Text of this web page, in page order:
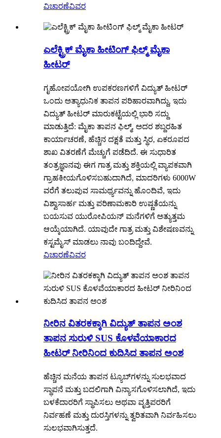
ವಿಚಾರಣೆವಿವರ
ಎಲೆಕ್ಟ್ರಿಕ್ ಮೈಕಾ ಹೀಟಿಂಗ್ ಫಿಲ್ಮ್ ಮೈಕಾ
ಹೀಟರ್
ಗೃಹೋಪಯೋಗಿ ಉಪಕರಣಗಳಿಗೆ ವಿದ್ಯುತ್ ಹೀಟರ್
ಒಂದು ಅತ್ಯಾಧುನಿಕ ತಾಪನ ಪರಿಹಾರವಾಗಿದ್ದು, ಇದು
ವಿದ್ಯುತ್ ಹೀಟರ್ ಮಾರುಕಟ್ಟೆಯಲ್ಲಿ ಭಾರಿ ಸದ್ದು
ಮಾಡುತ್ತಿದೆ: ಮೈಕಾ ತಾಪನ ಫಿಲ್ಮ್, ಅದರ ಶಬ್ದರಹಿತ
ಕಾರ್ಯಾಚರಣೆ, ಹೆಚ್ಚಿನ ದಕ್ಷತೆ ಮತ್ತು ಸ್ಥಿರ, ಏಕರೂಪದ
ಶಾಖ ವಿತರಣೆಗೆ ಮೆಚ್ಚುಗೆ ಪಡೆದಿದೆ. ಈ ಸುಧಾರಿತ
ತಂತ್ರಜ್ಞಾನವು ಈಗ ಗಾತ್ರ ಮತ್ತು ಶಕ್ತಿಯಲ್ಲಿ ವ್ಯಾಪಕವಾಗಿ
ಗ್ರಾಹಕೀಯಗೊಳಿಸಬಹುದಾಗಿದೆ, ಮಾದರಿಗಳು 6000W
ವರೆಗೆ ತಲುಪುವ ಸಾಮರ್ಥ್ಯವನ್ನು ಹೊಂದಿವೆ, ಇದು
ವಿಶ್ವಾಸಾರ್ಹ ಮತ್ತು ಪರಿಣಾಮಕಾರಿ ಉಷ್ಣತೆಯನ್ನು
ಬಯಸುವ ಯುರೋಪಿಯನ್ ಮನೆಗಳಿಗೆ ಅತ್ಯುತ್ತಮ
ಆಯ್ಕೆಯಾಗಿದೆ. ಯಾವುದೇ ಗಾತ್ರ ಮತ್ತು ವಿಶೇಷಣವನ್ನು
ಕಸ್ಟಮೈಸ್ ಮಾಡಲು ನಾವು ಬಂದಿದ್ದೇವೆ.
ವಿಚಾರಣೆವಿವರ
ನೀರಿನ ವಿತರಕಕ್ಕಾಗಿ ವಿದ್ಯುತ್ ತಾಪನ ಅಂಶ
ತಾಪನ ಸುರುಳಿ SUS ಕೊಳವೆಯಾಕಾರದ
ಹೀಟರ್ ನೀರಿನಿಂದ ಕುದಿಸಿದ ತಾಪನ ಅಂಶ
ಹೆಚ್ಚಿನ ಮನೆಯ ತಾಪನ ಟ್ಯೂಬ್‌ಗಳನ್ನು ಸುಲಭವಾದ
ಸ್ಥಾಪನೆ ಮತ್ತು ಬದಲಿಗಾಗಿ ವಿನ್ಯಾಸಗೊಳಿಸಲಾಗಿದೆ, ಇದು
ಬಳಕೆದಾರರಿಗೆ ಸ್ಥಾಪಿಸಲು ಅಥವಾ ವೃತ್ತಿಪರರಿಗೆ
ನಿರ್ವಹಣೆ ಮತ್ತು ದುರಸ್ತಿಗಳನ್ನು ತ್ವರಿತವಾಗಿ ನಿರ್ವಹಿಸಲು
ಸುಲಭವಾಗಿಸುತ್ತದೆ.